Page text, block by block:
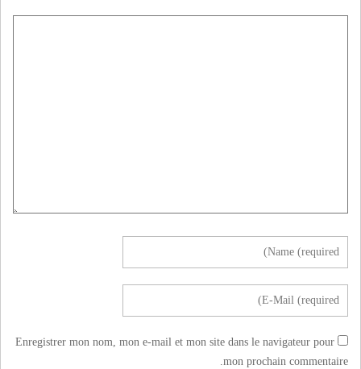
Enregistrer mon nom, mon e-mail et mon site dans le navigateur pour
mon prochain commentaire.